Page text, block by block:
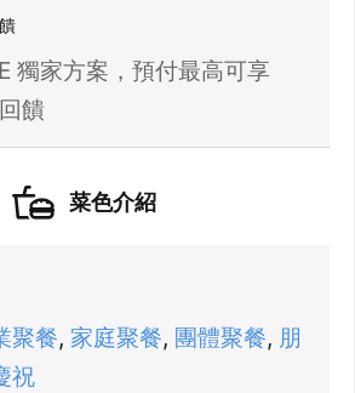
，請洽 LINE 官方帳號
獨家方案，預付最高可享
饋
菜色介紹
聚餐, 家庭聚餐, 團體聚餐, 朋
祝
登出